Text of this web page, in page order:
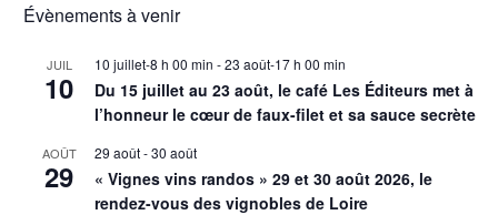
Évènements à venir
JUIL
10
10 juillet-8 h 00 min -23 août-17 h 00 min
Du 15 juillet au 23 août, le café Les Éditeurs met à
l’honneur le cœur de faux-filet et sa sauce secrète
AOÛT
29
29 août-30 août
« Vignes vins randos » 29 et 30 août 2026, le
rendez-vous des vignobles de Loire